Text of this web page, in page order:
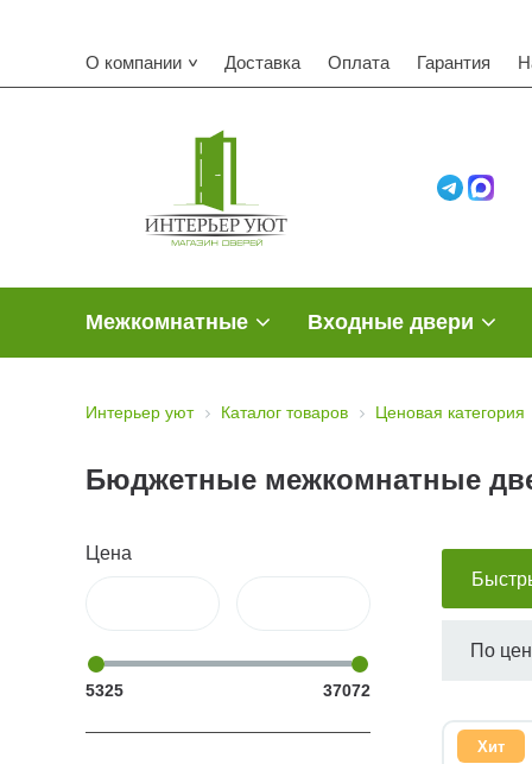
О компании Доставка Оплата Гарантия
Межкомнатные Входные двери
Интерьер уют Каталог товаров Ценовая категория
Бюджетные межкомнатные
Цена
5325 37072
По
Хит